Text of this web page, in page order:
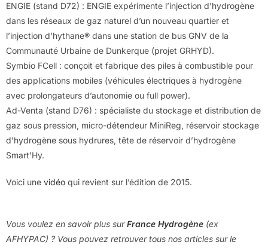
ENGIE (stand D72) : ENGIE expérimente l’injection d’hydrogène
dans les réseaux de gaz naturel d’un nouveau quartier et
l’injection d’hythane® dans une station de bus GNV de la
Communauté Urbaine de Dunkerque (projet GRHYD).
Symbio FCell : conçoit et fabrique des piles à combustible pour
des applications mobiles (véhicules électriques à hydrogène
avec prolongateurs d’autonomie ou full power).
Ad-Venta (stand D76) : spécialiste du stockage et distribution de
gaz sous pression, micro-détendeur MiniReg, réservoir stockage
d’hydrogène sous hydrures, tête de réservoir d’hydrogène
Smart’Hy.
Voici une vidéo qui revient sur l’édition de 2015.
Vous voulez en savoir plus surFrance Hydrogène (ex
AFHYPAC) ? Vous pouvez retrouver tous nos articles sur le